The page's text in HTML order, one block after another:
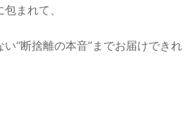
まれて、
“断捨離の本音”までお届けできれ